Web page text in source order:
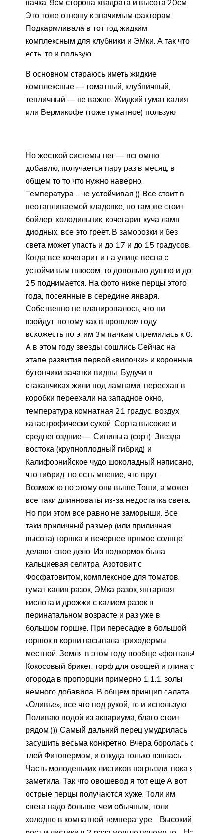
пачка, 9см сторона квадрата и высота 20см
Это тоже отношу к значимым факторам.
Подкармливала в тот год жидким
комплексным для клубники и ЭМки. А так что
есть, то и пользую
В основном стараюсь иметь жидкие
комплексные — томатный, клубничный,
тепличный — не важно. Жидкий гумат калия
или Вермикофе (тоже гуматное) пользую
Но жесткой системы нет — вспомню,
добавлю, получается пару раз в месяц, в
общем то то что нужно наверно.
Температура… не устойчивая )) Все стоит в
неотапливаемой кладовке, но там же стоит
бойлер, холодильник, кочегарит куча ламп
диодных, все это греет. В заморозки и без
света может упасть и до 17 и до 15 градусов.
Когда все кочегарит и на улице весна с
устойчивым плюсом, то довольно душно и до
25 поднимается. На фото ниже перцы этого
года, посеянные в середине января.
Собственно не планировалось, что ни
взойдут, потому как в прошлом году
всхожесть по этим 3м пачкам стремилась к 0.
А в этом году звезды сошлись Сейчас на
этапе развития первой «вилочки» и коронные
бутончики зачатки видны. Будучи в
стаканчиках жили под лампами, переехав в
коробки переехали на западное окно,
температура комнатная 21 градус, воздух
катастрофически сухой. Сорта высокие и
среднепоздние — Синильга (сорт), Звезда
востока (крупноплодный гибрид) и
Калифорнийское чудо шоколадный написано,
что гибрид, но есть мнение, что врут.
Возможно по этому они выше Тоши, а может
все таки длинноваты из-за недостатка света.
Но при этом все равно не заморыши. Все
таки приличный размер (или приличная
высота) горшка и вечернее прямое солнце
делают свое дело. Из подкормок была
кальциевая селитра, Азотовит с
Фосфатовитом, комплексное для томатов,
гумат калия разок, ЭМка разок, янтарная
кислота и дрожжи с калием разок в
перинатальном возрасте и раз уже в
большом горшке. При пересадке в большой
горшок в корни насыпала триходермы
местной. Земля в этом году вообще «фонтан»!
Кокосовый брикет, торф для овощей и глина с
огорода в пропорции примерно 1:1:1, золы
немного добавила. В общем принцип салата
«Оливье», все что под рукой, то и использую
Поливаю водой из аквариума, благо стоит
рядом ))) Самый дальний перец умудрилась
засушить весьма конкретно. Вчера боролась с
тлей Фитовермом, и откуда только взялась…
Часть молоденьких листиков погрызли, пока я
заметила. Так что овощевод я тот еще А вот
острые перцы получаются хуже. Толи им
света надо больше, чем обычным, толи
холодно в комнатной температуре… Высокий